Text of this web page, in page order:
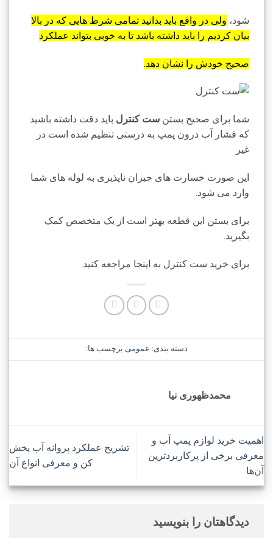
شود، ولی در واقع باید بدانید تمامی شرط هایی که در بالا
بیان کردیم را باید داشته باشد تا به خوبی بتواند عملکرد
صحیح خودش را نشان دهد.
شما برای صحیح بستن ست کنترل باید دقت داشته باشید
که فشار آب درون پمپ به درستی تنظیم شده است در
غیر
این صورت خسارت های جبران ناپذیری به لوله های شما
وارد می شود.
برای بستن این قطعه بهتر است از یک متخصص کمک
بگیرید.
برای خرید ست کنترل به اینجا مراجعه کنید.
دسته بندی: عمومی برچسب ها:
محمدظهوری نیا
اهمیت خرید لوازم پمپ آب و
معرفی برخی از پرکاربردترین
آن‌ها
تشریح عملکرد پروانه آب پخش‌
کن و معرفی انواع آن
دیدگاهتان را بنویسید